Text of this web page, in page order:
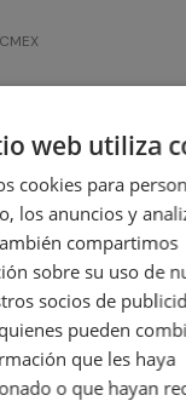
＋
cian de ultra alto
DCPT230.
web utiliza
cookies para
los anuncios y
compartimos
sobre su uso de
socios de
pueden
que les haya
o que hayan